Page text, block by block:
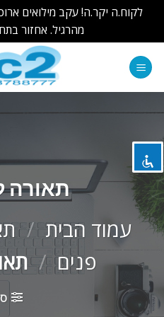
visibility_off השבת את ההבזקים
zoom_out זום (הקטנה)
zoom_in זום (הגדלה)
remove_circle_outline הקטנת גופן
הגדלת גופן
גופן קריא
לקוח.ה יקר.ה! עקב מילואים
מהרגיל. אחזור
תאורה
עמוד הבית /
פנים /